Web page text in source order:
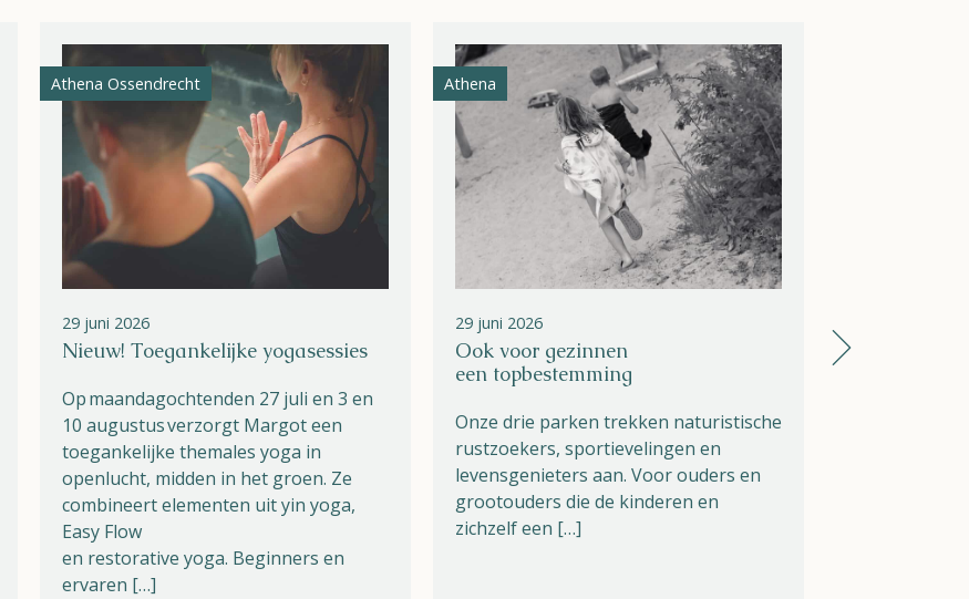
Athena Ossendrecht
29 juni 2026
Nieuw! Toegankelijke yogasessies
Op maandagochtenden 27 juli en 3 en
10 augustus verzorgt Margot een
toegankelijke themales yoga in
openlucht, midden in het groen. Ze
combineert elementen uit yin yoga,
Easy Flow
en restorative yoga. Beginners en
ervaren […]
Athena
29 juni 2026
Ook voor gezinnen
een topbestemming
Onze drie parken trekken naturistische
rustzoekers, sportievelingen en
levensgenieters aan. Voor ouders en
grootouders die de kinderen en
zichzelf een […]
Zomer op